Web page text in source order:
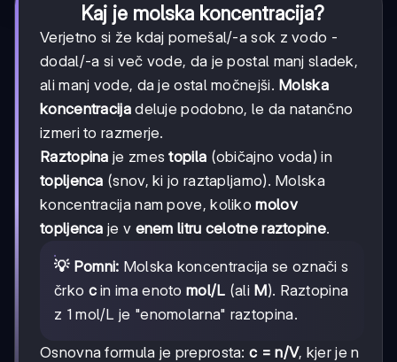
Kaj je molska koncentracija?
Verjetno si že kdaj pomešal/-a sok z vodo -
dodal/-a si več vode, da je postal manj sladek,
ali manj vode, da je ostal močnejši. Molska
koncentracijadeluje podobno, le da natančno
izmeri to razmerje.
Raztopina je zmestopila (običajno voda) in
topljenca (snov, ki jo raztapljamo). Molska
koncentracija nam pove, kolikomolov
topljenca je v enem litru celotne raztopine.
💡 Pomni: Molska koncentracija se označi s
črko cin ima enotomol/L (ali M). Raztopina
z 1 mol/L je "enomolarna" raztopina.
Osnovna formula je preprosta: c = n/V, kjer je n